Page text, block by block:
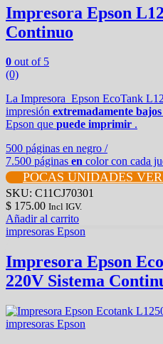
Impresora Epson
Continuo
0 out of 5
(0)
La Impresora Epson EcoTank
impresión extremadamente bajos
Epson que puede imprimir .
500 páginas en negro /
7.500 páginas en color con cada
POCAS UNIDADES
SKU: C11CJ70301
$ 175.00 Incl IGV.
Añadir al carrito
impresoras Epson
Impresora Epson
220V Sistema
impresoras Epson